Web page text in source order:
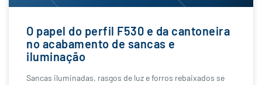
O papel do perfil F530 e da cantoneira
no acabamento de sancas e
iluminação
Sancas iluminadas, rasgos de luz e forros rebaixados se